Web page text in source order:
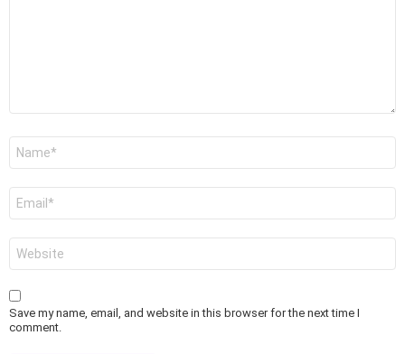
Save my name, email, and website in this browser for the next time I
comment.